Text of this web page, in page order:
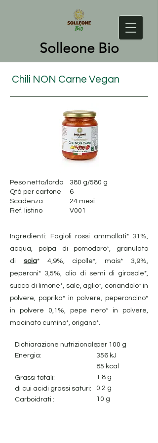
Solleone Bio
Chili NON Carne Vegan
Peso netto/lordo
Qtà per cartone
Scadenza
Ref. listino
380 g/580 g
6
24 mesi
V001
Ingredienti: Fagioli rossi ammollati* 31%,
acqua, polpa di pomodoro*, granulato
di soia* 4,9%, cipolle*, mais* 3,9%,
peperoni* 3,5%, olio di semi di girasole*,
succo di limone*, sale, aglio*, coriandolo* in
polvere, paprika* in polvere, peperoncino*
in polvere 0,1%, pepe nero* in polvere,
macinato cumino*, origano*.
Dichiarazione nutrizionale:
Energia:
Grassi totali:
di cui acidi grassi saturi:
Carboidrati :
per 100 g
356 kJ
85 kcal
1.8 g
0.2 g
10 g